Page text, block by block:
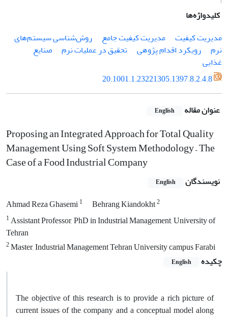
کلیدواژه‌ها
مدیریت کیفیت
مدیریت کیفیت جامع
روش‌شناسی سیستم‌های
نرم
رویکرد اقدام پژوهی تحقیق در عملیات نرم
صنایع
غذایی
20.1001.1.23221305.1397.8.2.4.8
عنوان مقاله English
Proposing an Integrated Approach for Total Quality
Management Using Soft System Methodology – The
Case of a Food Industrial Company
نویسندگان English
Ahmad Reza Ghasemi1 Behrang Kiandokht2
1Assistant Professor, PhD in Industrial Management, University of
Tehran
2Master, Industrial Management Tehran University campus Farabi
چکیده
English
The objective of this research is to provide a rich picture of
current issues of the company and a conceptual model along